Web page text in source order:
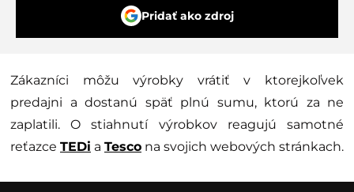
Pridať ako zdroj
Zákazníci môžu výrobky vrátiť v ktorejkoľvek
predajni a dostanú späť plnú sumu, ktorú za ne
zaplatili. O stiahnutí výrobkov reagujú samotné
reťazce TEDi a Tesco na svojich webových stránkach.